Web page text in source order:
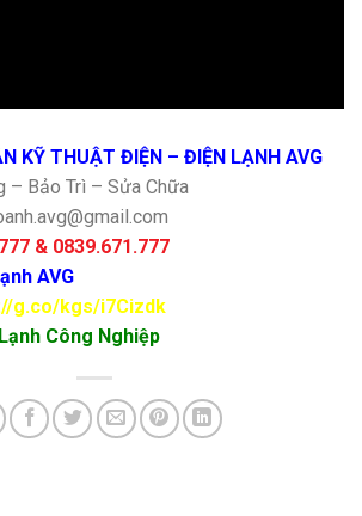
KỸ THUẬT ĐIỆN – ĐIỆN LẠNH AVG
– Bảo Trì – Sửa Chữa
& 0839.671.777
AVG
g.co/kgs/i7Cizdk
Công Nghiệp